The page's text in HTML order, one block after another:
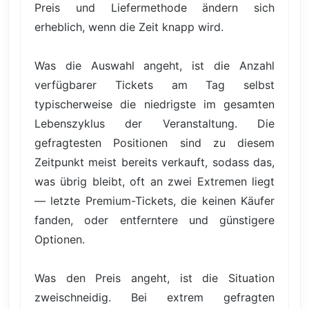
Preis und Liefermethode ändern sich
erheblich, wenn die Zeit knapp wird.
Was die Auswahl angeht, ist die Anzahl
verfügbarer Tickets am Tag selbst
typischerweise die niedrigste im gesamten
Lebenszyklus der Veranstaltung. Die
gefragtesten Positionen sind zu diesem
Zeitpunkt meist bereits verkauft, sodass das,
was übrig bleibt, oft an zwei Extremen liegt
— letzte Premium-Tickets, die keinen Käufer
fanden, oder entferntere und günstigere
Optionen.
Was den Preis angeht, ist die Situation
zweischneidig. Bei extrem gefragten